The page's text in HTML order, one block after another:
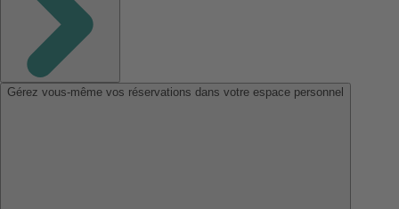
Gérez vous-même vos réservations dans votre espace personnel